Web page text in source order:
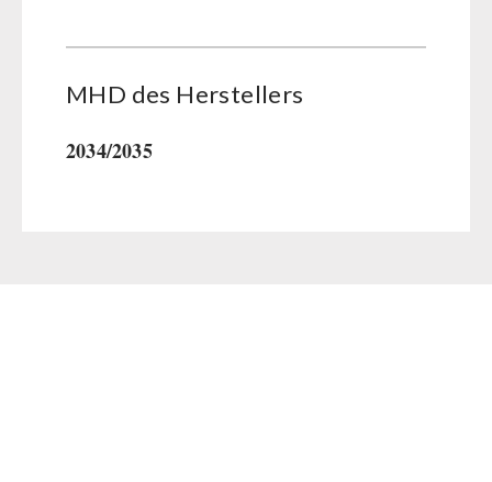
MHD des Her­stel­lers
2034/2035